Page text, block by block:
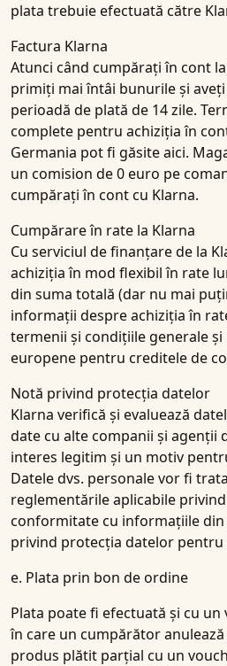
plata trebuie efectuată către
Factura Klarna
Atunci când cumpărați în cont
primiți mai întâi bunurile și
perioadă de plată de 14 zile.
complete pentru achiziția în
Germania pot fi găsite aici.
un comision de 0 euro pe
cumpărați în cont cu Klarna.
Cumpărare în rate la Klarna
Cu serviciul de finanțare de la
achiziția în mod flexibil în rate
din suma totală (dar nu mai
informații despre achiziția în
termenii și condițiile generale
europene pentru creditele de
Notă privind protecția datelor
Klarna verifică și evaluează
date cu alte companii și agenții
interes legitim și un motiv
Datele dvs. personale vor fi
reglementările aplicabile
conformitate cu informațiile
privind protecția datelor pentru
e. Plata prin bon de ordine
Plata poate fi efectuată și cu un
în care un cumpărător
produs plătit parțial cu un